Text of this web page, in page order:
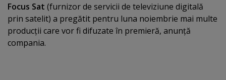
Focus Sat (furnizor de servicii de televiziune digitală
prin satelit) a pregătit pentru luna noiembrie mai multe
producţii care vor fi difuzate în premieră, anunţă
compania.